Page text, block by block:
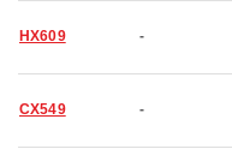
HX609 -
CX549 -